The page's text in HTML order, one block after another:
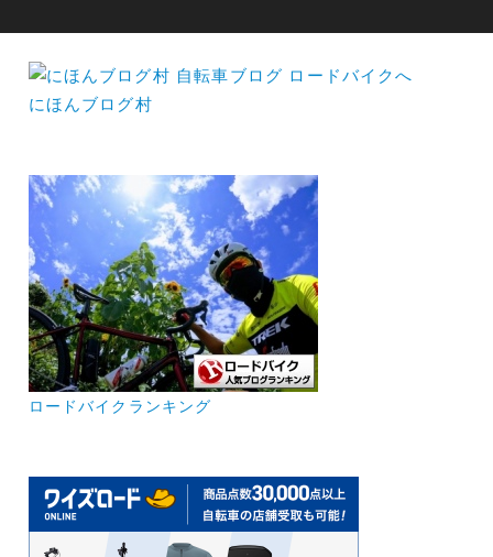
にほんブログ村
ロードバイクランキング